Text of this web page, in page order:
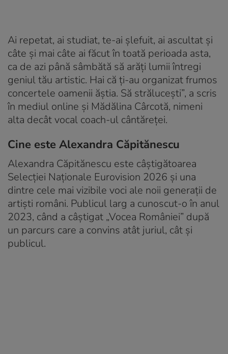
Ai repetat, ai studiat, te-ai șlefuit, ai ascultat și
câte și mai câte ai făcut în toată perioada asta,
ca de azi până sâmbătă să arăți lumii întregi
geniul tău artistic. Hai că ți-au organizat frumos
concertele oamenii ăștia. Să strălucești”, a scris
în mediul online și Mădălina Cârcotă, nimeni
alta decât vocal coach-ul cântăreței.
Cine este Alexandra Căpitănescu
Alexandra Căpitănescu este câștigătoarea
Selecției Naționale Eurovision 2026 și una
dintre cele mai vizibile voci ale noii generații de
artiști români. Publicul larg a cunoscut-o în anul
2023, când a câștigat „Vocea României” după
un parcurs care a convins atât juriul, cât și
publicul.